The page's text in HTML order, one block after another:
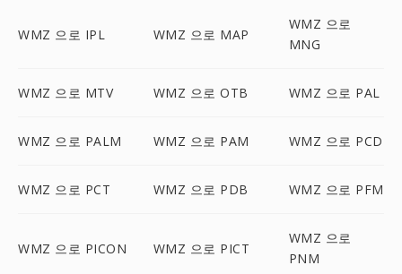
WMZ 으로 IPL WMZ 으로 MAP
WMZ 으로
MNG
WMZ 으로 MTV WMZ 으로 OTB WMZ 으로 PAL
WMZ 으로 PALM WMZ 으로 PAM WMZ 으로 PCD
WMZ 으로 PCT WMZ 으로 PDB WMZ 으로 PFM
WMZ 으로 PICON WMZ 으로 PICT
WMZ 으로
PNM